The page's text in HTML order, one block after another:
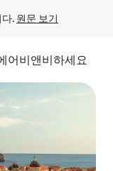
. 원문 보기
어비앤비하세요